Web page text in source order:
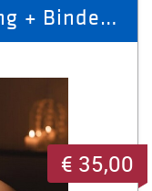
Paket - Medical Flossing + Bindegewebsmassage
€ 35,00